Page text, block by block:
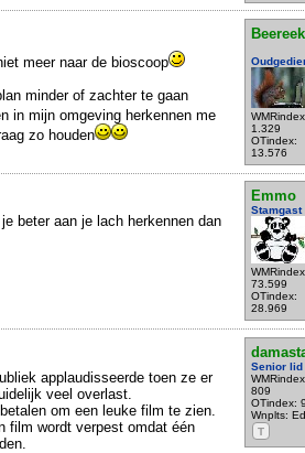
1.329
OTindex:
13.576
meer naar de bioscoop
minder of zachter te gaan
in mijn omgeving herkennen me
zo houden
Emmo
Stamgast
73.599
OTindex:
28.969
beter aan je lach herkennen dan
Senior lid
809
OTindex:
Wnplts:
T
applaudisseerde toen ze er
veel overlast.
om een leuke film te zien.
film wordt verpest omdat één